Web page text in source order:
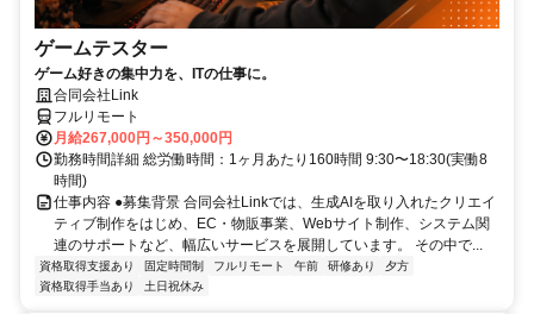
ゲームテスター
ゲーム好きの集中力を、ITの仕事に。
合同会社Link
フルリモート
月給267,000円～350,000円
勤務時間詳細 総労働時間：1ヶ月あたり160時間 9:30〜18:30(実働8
時間)
仕事内容 ●募集背景 合同会社Linkでは、生成AIを取り入れたクリエイ
ティブ制作をはじめ、EC・物販事業、Webサイト制作、システム関
連のサポートなど、幅広いサービスを展開しています。 その中で...
資格取得支援あり 固定時間制 フルリモート 午前 研修あり
夕方
資格取得手当あり
土日祝休み